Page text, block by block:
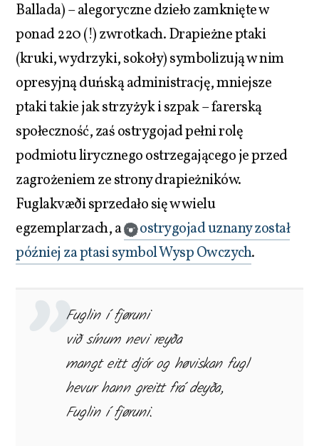
Ballada) – alegoryczne dzieło zamknięte w
ponad 220 (!) zwrotkach. Drapieżne ptaki
(kruki, wydrzyki, sokoły) symbolizują w nim
opresyjną duńską administrację, mniejsze
ptaki takie jak strzyżyk i szpak – farerską
społeczność, zaś ostrygojad pełni rolę
podmiotu lirycznego ostrzegającego je przed
zagrożeniem ze strony drapieżników.
Fuglakvæði sprzedało się w wielu
egzemplarzach, a
ostrygojad uznany został
później za ptasi symbol Wysp Owczych.
Fuglin í fjøruni
við sínum nevi reyða
mangt eitt djór og høviskan fugl
hevur hann greitt frá deyða,
Fuglin í fjøruni.